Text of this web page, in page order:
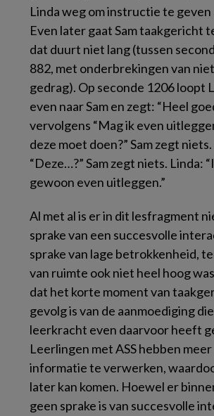
Linda weg om instructie te geven
Even later gaat Sam taakgericht
dat duurt niet lang (tussen
882, met onderbrekingen van
gedrag). Op seconde 1206 loopt
even naar Sam en zegt: “Heel
vervolgens “Mag ik even
deze moet doen?” Sam zegt
“Deze…?” Sam zegt niets. Linda:
gewoon even uitleggen.”
Al met al is er in dit lesfragment
sprake van een succesvolle
sprake van lage betrokkenheid,
van ruimte ook niet heel hoog
dat het korte moment van
gevolg is van de aanmoediging
leerkracht even daarvoor heeft
Leerlingen met ASS hebben
informatie te verwerken,
later kan komen. Hoewel er
geen sprake is van succesvolle